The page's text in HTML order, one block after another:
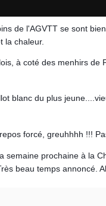
de l'AGVTT se sont
la chaleur.
à coté des menhirs de
blanc du plus
forcé, greuhhhh !!!
semaine prochaine à la
beau temps annoncé.